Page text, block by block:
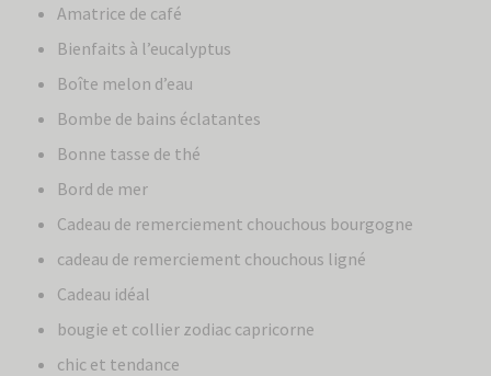
Amatrice de café
Bienfaits à l’eucalyptus
Boîte melon d’eau
Bombe de bains éclatantes
Bonne tasse de thé
Bord de mer
Cadeau de remerciement chouchous bourgogne
cadeau de remerciement chouchous ligné
Cadeau idéal
bougie et collier zodiac capricorne
chic et tendance